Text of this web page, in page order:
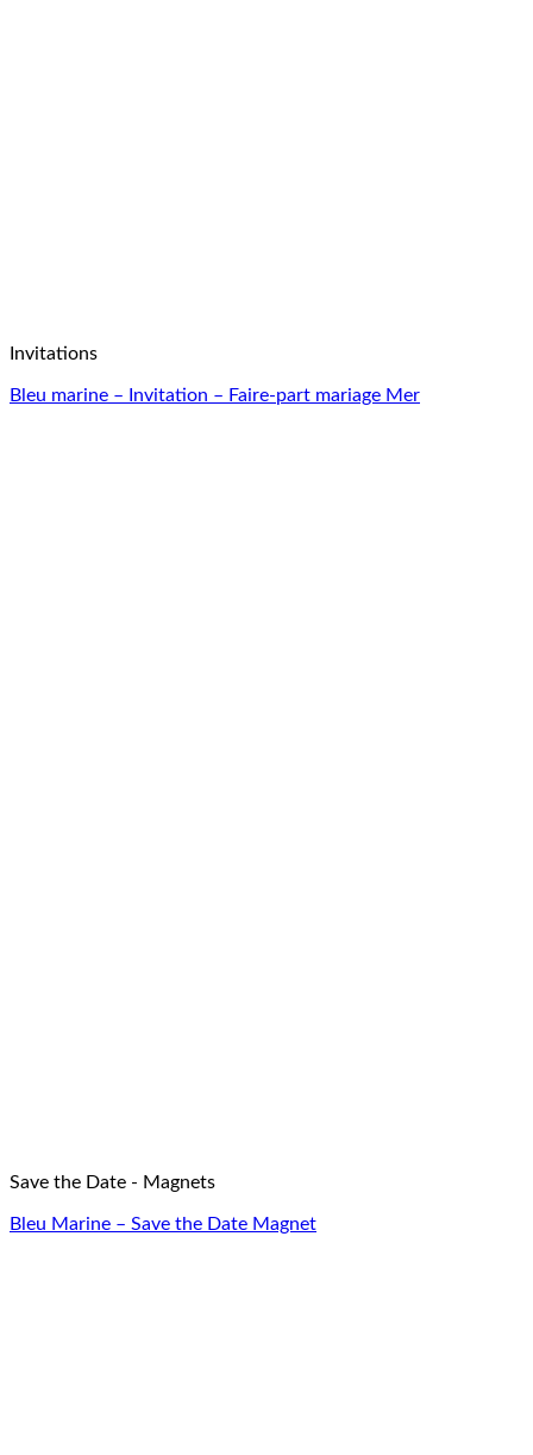
Invitations
Bleu marine – Invitation – Faire-part mariage Mer
Save the Date - Magnets
Bleu Marine – Save the Date Magnet